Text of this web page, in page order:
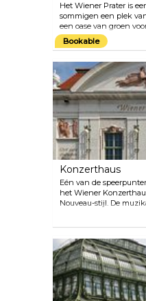
Het Wiener Prater is
sommigen een plek
een oase van groen
thuisbasis van het
van het reuzenrad, één
maart tot oktober,
andere attracties zijn
Bookable
Konzerthaus
Eén van de
het Wiener
Nouveau-stijl. De
alleen het klassieke
van vandaag. Bekijk
officiële website. Er
optredens. Perfect plan
regenachtige dag! Als
in architectuur dan in
de rondleiding door